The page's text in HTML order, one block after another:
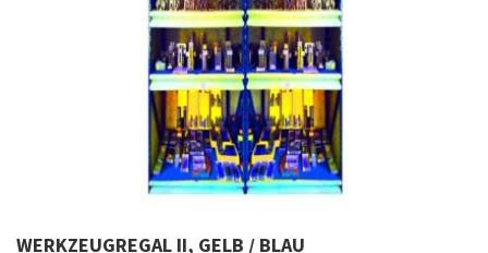
WERKZEUGREGAL II, GELB / BLAU